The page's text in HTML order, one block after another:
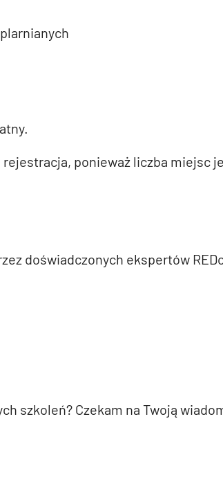
ponieważ liczba miejsc
doświadczonych ekspertów
szkoleń? Czekam na Twoją